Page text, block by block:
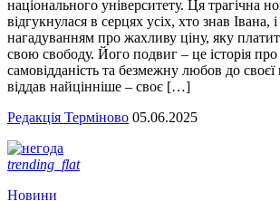
національного університету. Ця трагічна
відгукнулася в серцях усіх, хто знав Івана,
нагадуванням про жахливу ціну, яку
свою свободу. Його подвиг – це історія
самовідданість та безмежну любов до
віддав найцінніше – своє […]
Редакція Терміново 05.06.2025
trending_flat
Новини